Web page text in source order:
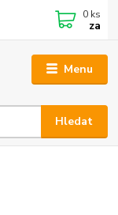
Menu
Hledat
0 ks
za